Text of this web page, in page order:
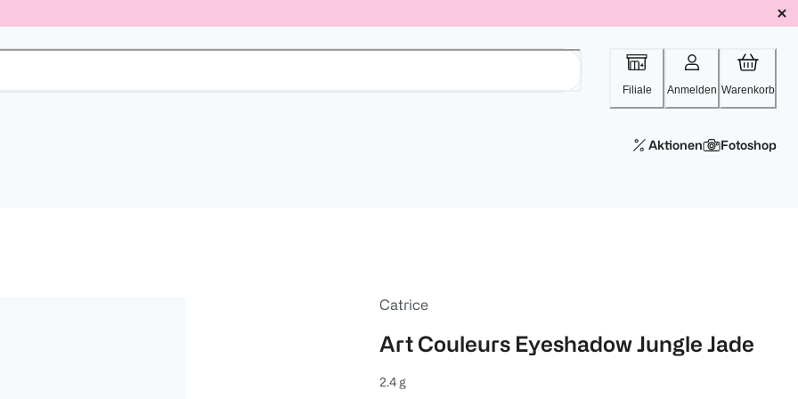
Filiale Anmelden Warenkorb
Aktionen Fotoshop
Catrice
Art Couleurs Eyeshadow Jungle Jade
2.4 g